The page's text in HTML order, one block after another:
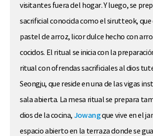
visitantes fuera del hogar. Y luego, se
sacrificial conocida como el sirutteok, que
pastel de arroz, licor dulce hecho con
cocidos. El ritual se inicia con la
ritual con ofrendas sacrificiales al dios
Seongju, que reside en una de las vigas
sala abierta. La mesa ritual se prepara
dios de la cocina, Jowangque vive en el
espacio abierto en la terraza donde se